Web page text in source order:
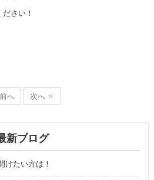
さい！
前へ 次へ
新ブログ
けたい方は！